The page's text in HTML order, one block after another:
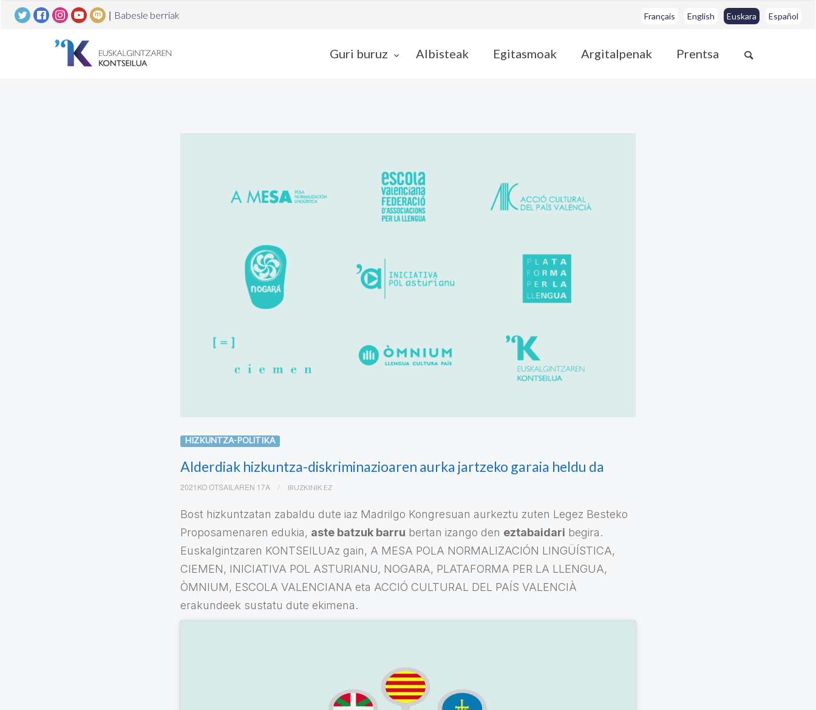
| Babesle berriak Français English Euskara Español
Guri buruz Albisteak Egitasmoak Argitalpenak Prentsa
HIZKUNTZA-POLITIKA
Alderdiak hizkuntza-diskriminazioaren aurka jartzeko garaia heldu da
2021KO OTSAILAREN 17A IRUZKINIK EZ
Bost hizkuntzatan zabaldu dute iaz Madrilgo Kongresuan aurkeztu zuten Legez Besteko
Proposamenaren edukia, aste batzuk barru bertan izango den eztabaidari begira.
Euskalgintzaren KONTSEILUAz gain, A MESA POLA NORMALIZACIÓN LINGÜÍSTICA,
CIEMEN, INICIATIVA POL ASTURIANU, NOGARA, PLATAFORMA PER LA LLENGUA,
ÒMNIUM, ESCOLA VALENCIANA eta ACCIÓ CULTURAL DEL PAÍS VALENCIÀ
erakundeek sustatu dute ekimena.